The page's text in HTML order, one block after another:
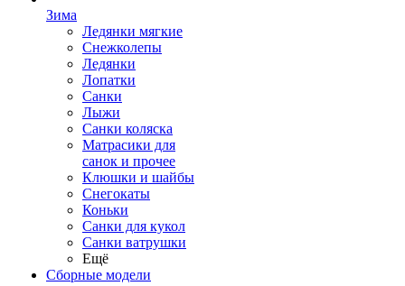
Зима
Ледянки мягкие
Снежколепы
Ледянки
Лопатки
Санки
Лыжи
Санки коляска
Матрасики для
санок и прочее
Клюшки и шайбы
Снегокаты
Коньки
Санки для кукол
Санки ватрушки
Ещё
Сборные модели